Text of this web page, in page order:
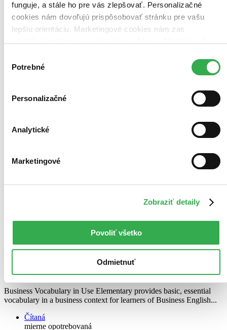
funguje, a stále ho pre vás zlepšovať. Personalizačné
cookies nám dovoľujú prispôsobovať stránku pre vašu
lepšiu orientáciu. Marketingové cookies nám zas
keby sme mohli používať všetky tieto cookies. Ďakujeme!
súhlasu
Potrebné
Personalizačné
Analytické
Marketingové
Zobraziť detaily
Povoliť všetko
Odmietnuť
Business Vocabulary in Use - Elementary
Bill Mascull
Business Vocabulary in Use Elementary provides basic, essential
vocabulary in a business context for learners of Business English...
Čítaná
mierne opotrebovaná